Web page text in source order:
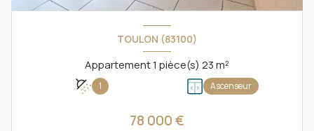
TOULON (83100)
Appartement 1 pièce(s) 23 m²
1 Ascenseur
78 000 €